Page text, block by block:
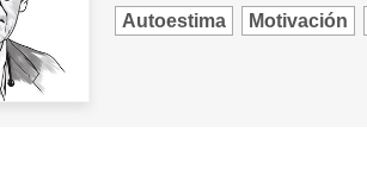
Autoestima Motivación